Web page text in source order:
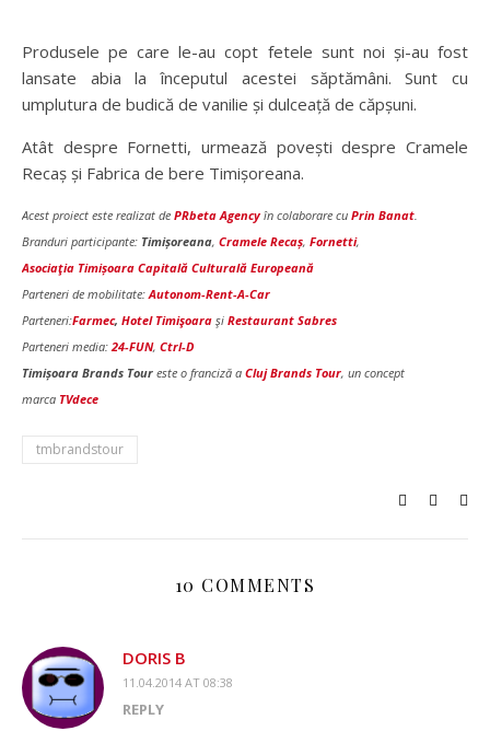
Produsele pe care le-au copt fetele sunt noi și-au fost
lansate abia la începutul acestei săptămâni. Sunt cu
umplutura de budică de vanilie și dulceață de căpșuni.
Atât despre Fornetti, urmează povești despre Cramele
Recaș și Fabrica de bere Timișoreana.
Acest proiect este realizat de PRbeta Agency în colaborare cu Prin Banat.
Branduri participante: Timișoreana, Cramele Recaș, Fornetti,
Asociaţia Timișoara Capitală Culturală Europeană
Parteneri de mobilitate:Autonom-Rent-A-Car
Parteneri:Farmec, Hotel Timişoara şi Restaurant Sabres
Parteneri media:24-FUN, Ctrl-D
Timișoara Brands Tour este o franciză a Cluj Brands Tour, un concept
marca TVdece
tmbrandstour
10 COMMENTS
DORIS B
11.04.2014 AT 08:38
REPLY